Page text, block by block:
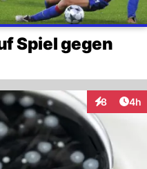
Spiel gegen
8 4h